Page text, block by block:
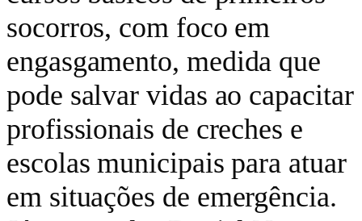
socorros, com foco em
engasgamento, medida que
pode salvar vidas ao capacitar
profissionais de creches e
escolas municipais para atuar
em situações de emergência.